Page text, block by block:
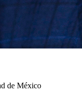
de México